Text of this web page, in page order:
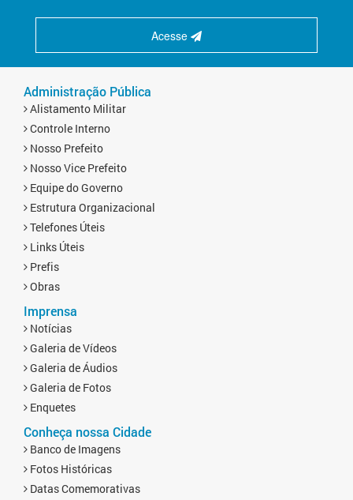
Acesse
Administração Pública
Alistamento Militar
Controle Interno
Nosso Prefeito
Nosso Vice Prefeito
Equipe do Governo
Estrutura Organizacional
Telefones Úteis
Links Úteis
Prefis
Obras
Imprensa
Notícias
Galeria de Vídeos
Galeria de Áudios
Galeria de Fotos
Enquetes
Conheça nossa Cidade
Banco de Imagens
Fotos Históricas
Datas Comemorativas